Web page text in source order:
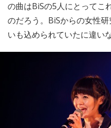
の曲はBiSの5人にとってこ
のだろう。BiSからの女性
いも込められていたに違いな